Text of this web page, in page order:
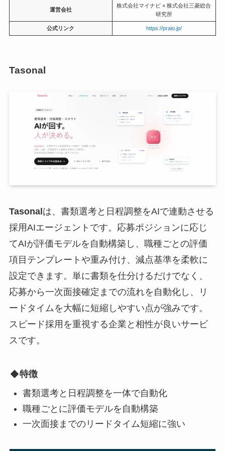
運営会社
株式会社マイナビ × 株式会社三菱総合
研究所
公式リンク https://praio.jp/
Tasonal
Tasonalは、書類選考と日程調整をAIで連動させる
採用AIエージェントです。応募ポジションに応じ
てAIが評価モデルを自動構築し、職種ごとの評価
項目テンプレートや重み付け、減点基準を柔軟に
設定できます。単に書類を仕分けるだけでなく、
応募から一次面接確定までの流れを自動化し、リ
ードタイムを大幅に短縮しやすい点が強みです。
スピード採用を重視する企業と相性が良いサービ
スです。
特徴
書類選考と日程調整を一体で自動化
職種ごとに評価モデルを自動構築
一次面接までのリードタイム短縮に強い